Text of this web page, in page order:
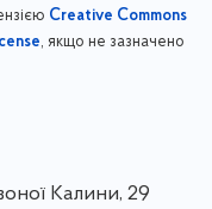
Creative Commons
, якщо не зазначено
Калини, 29